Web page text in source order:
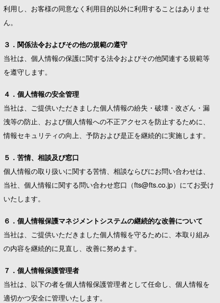
利用し、お客様の同意なく利用目的以外に利用することはありませ
ん。
３．関係法令およびその他の規範の遵守
当社は、個人情報の保護に関する法令およびその他関連する規範等
を遵守します。
４．個人情報の安全管理
当社は、ご提供いただきました個人情報の紛失・破壊・改ざん・漏
洩等の防止、および個人情報への不正アクセスを防止するために、
情報セキュリティの向上、予防および是正を継続的に実施します。
５．苦情、相談及び窓口
個人情報の取り扱いに関する苦情、相談ならびにお問い合わせは、
当社、個人情報に関する問い合わせ窓口（fts@fts.co.jp）にてお受け
いたします。
６．個人情報保護マネジメントシステムの継続的な改善について
当社は、ご提供いただきました個人情報を守るために、本取り組み
の内容を継続的に見直し、改善に努めます。
７．個人情報保護管理者
当社は、以下の者を個人情報保護管理者として任命し、個人情報を
適切かつ安全に管理いたします。